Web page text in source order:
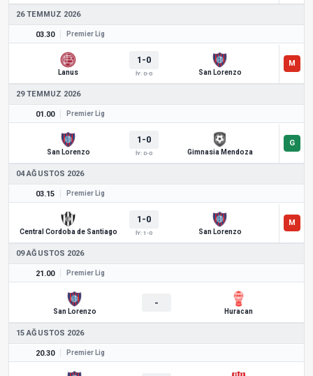
26 TEMMUZ 2026
03.30 Premier Lig
Lanus
1-0
İY: 0-0 San Lorenzo
29 TEMMUZ 2026
01.00 Premier Lig
San Lorenzo
1-0
İY: 0-0 Gimnasia Mendoza
04 AĞUSTOS 2026
03.15 Premier Lig
Central Cordoba de Santiago
1-0
İY: 1-0 San Lorenzo
09 AĞUSTOS 2026
21.00 Premier Lig
San Lorenzo
-
Huracan
15 AĞUSTOS 2026
20.30 Premier Lig